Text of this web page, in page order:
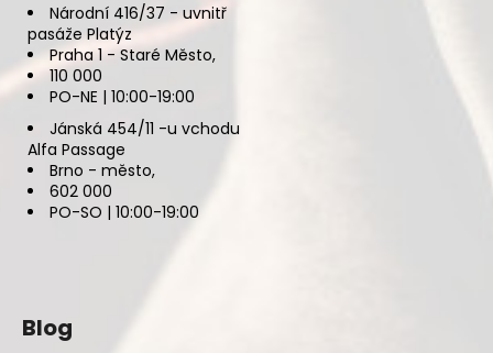
Národní 416/37 - uvnitř
pasáže Platýz
Praha 1 - Staré Město,
110 000
PO-NE | 10:00-19:00
Jánská 454/11 -u vchodu
Alfa Passage
Brno - město,
602 000
PO-SO | 10:00-19:00
Blog